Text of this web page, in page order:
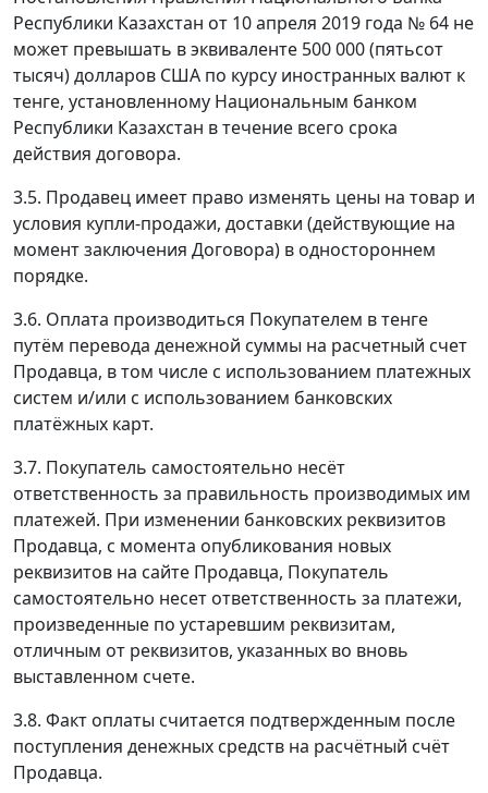
Республики Казахстан от 10 апреля 2019 года № 64 не
может превышать в эквиваленте 500 000 (пятьсот
тысяч) долларов США по курсу иностранных валют к
тенге, установленному Национальным банком
Республики Казахстан в течение всего срока
действия договора.
3.5. Продавец имеет право изменять цены на товар и
условия купли-продажи, доставки (действующие на
момент заключения Договора) в одностороннем
порядке.
3.6. Оплата производиться Покупателем в тенге
путём перевода денежной суммы на расчетный счет
Продавца, в том числе с использованием платежных
систем и/или с использованием банковских
платёжных карт.
3.7. Покупатель самостоятельно несёт
ответственность за правильность производимых им
платежей. При изменении банковских реквизитов
Продавца, с момента опубликования новых
реквизитов на сайте Продавца, Покупатель
самостоятельно несет ответственность за платежи,
произведенные по устаревшим реквизитам,
отличным от реквизитов, указанных во вновь
выставленном счете.
3.8. Факт оплаты считается подтвержденным после
поступления денежных средств на расчётный счёт
Продавца.